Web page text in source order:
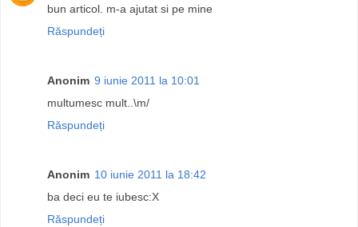
bun articol. m-a ajutat si pe mine
Răspundeți
Anonim 9 iunie 2011 la 10:01
multumesc mult..\m/
Răspundeți
Anonim 10 iunie 2011 la 18:42
ba deci eu te iubesc:X
Răspundeți